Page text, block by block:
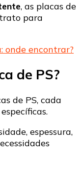
, as placas de
para
onde encontrar?
de PS?
de PS, cada
espessura,